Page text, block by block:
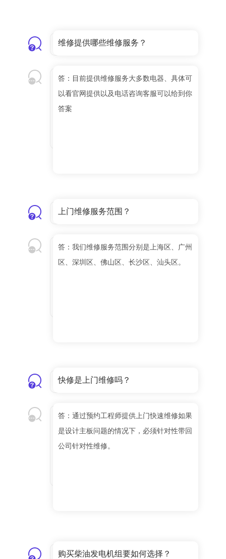
维修提供哪些维修服务？
答：目前提供维修服务大多数电器、具体可
以看官网提供以及电话咨询客服可以给到你
答案
上门维修服务范围？
答：我们维修服务范围分别是上海区、广州
区、深圳区、佛山区、长沙区、汕头区。
快修是上门维修吗？
答：通过预约工程师提供上门快速维修如果
是设计主板问题的情况下，必须针对性带回
公司针对性维修。
购买柴油发电机组要如何选择？